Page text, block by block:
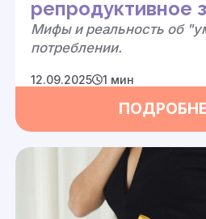
репродуктивное
Мифы и реальность об
потреблении.
12.09.2025 1 мин